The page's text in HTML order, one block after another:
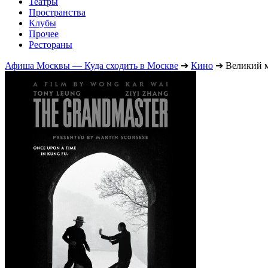
Пространства
Клубы
Прочее
Рестораны
Афиша Москвы — Куда сходить в Москве ➔ Кино ➔ Великий